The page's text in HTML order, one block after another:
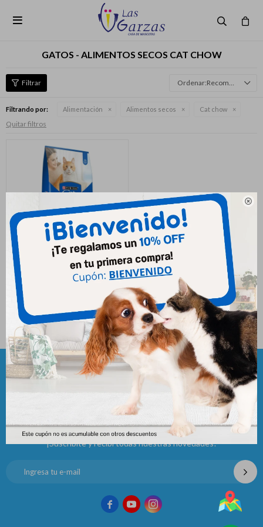


GATOS - ALIMENTOS SECOS CAT CHOW
Recomendados
Filtrando por: Alimentación Alimentos secos Cat chow
Quitar filtros
Cat Chow Adultos Pescado
Newsletter
¡Suscribite y recibí todas nuestras novedades!
  